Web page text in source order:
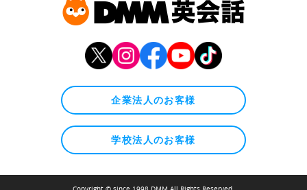
企業法人のお客様
学校法人のお客様